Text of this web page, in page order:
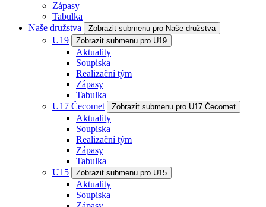
Zápasy
Tabulka
Naše družstva
Zobrazit submenu pro Naše družstva
U19 Zobrazit submenu pro U19
Aktuality
Soupiska
Realizační tým
Zápasy
Tabulka
U17 Čecomet
Zobrazit submenu pro U17 Čecomet
Aktuality
Soupiska
Realizační tým
Zápasy
Tabulka
U15
Zobrazit submenu pro U15
Aktuality
Soupiska